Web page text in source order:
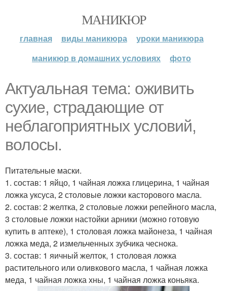
МАНИКЮР
главная виды маникюра
уроки маникюра
маникюр в домашних условиях
фото
Актуальная тема: оживить
сухие, страдающие от
неблагоприятных условий,
волосы.
Питательные маски.
1. состав: 1 яйцо, 1 чайная ложка глицерина, 1 чайная
ложка уксуса, 2 столовые ложки касторового масла.
2. состав: 2 желтка, 2 столовые ложки репейного масла,
3 столовые ложки настойки арники (можно готовую
купить в аптеке), 1 столовая ложка майонеза, 1 чайная
ложка меда, 2 измельченных зубчика чеснока.
3. состав: 1 яичный желток, 1 столовая ложка
растительного или оливкового масла, 1 чайная ложка
меда, 1 чайная ложка хны, 1 чайная ложка коньяка.